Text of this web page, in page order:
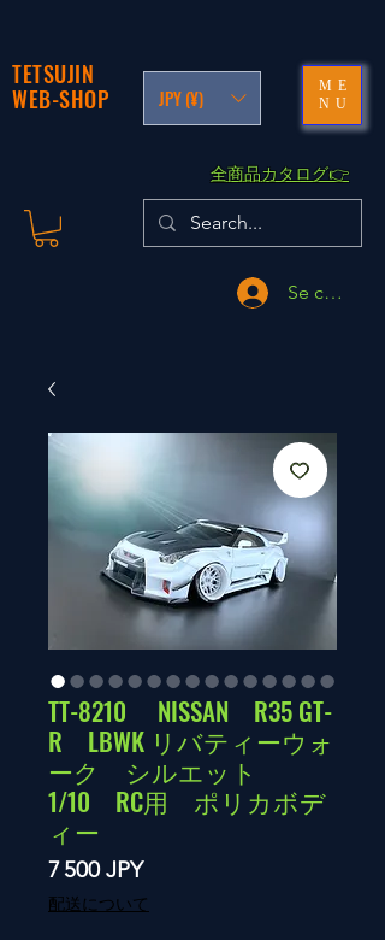
TETSUJIN
WEB-SHOP
JPY (¥)
ME
NU
​全商品カタログ👉
Se
TT-8210 NISSAN R35 GT-
R LBWK リバティーウォ
ーク シルエット
1/10 RC用 ポリカボデ
ィー
7 500 JPYPrix
配送について